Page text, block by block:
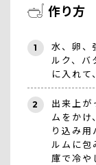
作り方
1
水、卵、
ルク、バ
に入れて
2
出来上が
ムをかけ
り込み用
ルムに
庫で冷や